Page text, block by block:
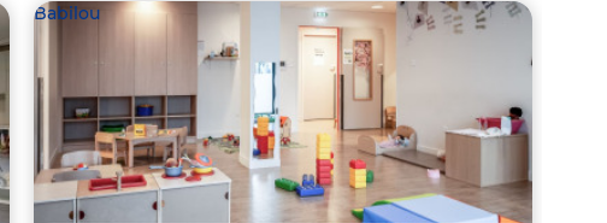
Babilou